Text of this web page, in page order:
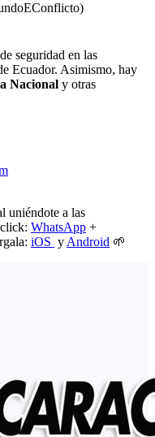
seguridad en las
Ecuador. Asimismo, hay
Nacional y otras
uniéndote a las
WhatsApp +
iOS yAndroid 🌱